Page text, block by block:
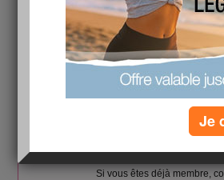
https://www.futureelectronics.com/p/
diodes/zhcs1000ta-diodes-incorporated-
L’accès et l’utilisation du forum sont
Si vous êtes déjà membre,
Je